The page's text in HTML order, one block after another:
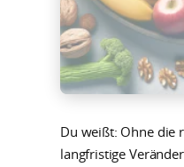
Du weißt: Ohne die
langfristige